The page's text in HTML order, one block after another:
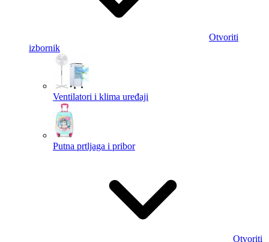
Otvoriti
izbornik
Ventilatori i klima uređaji
Putna prtljaga i pribor
Otvoriti